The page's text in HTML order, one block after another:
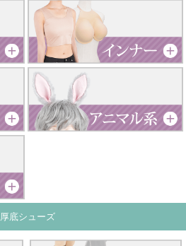
厚底シューズ